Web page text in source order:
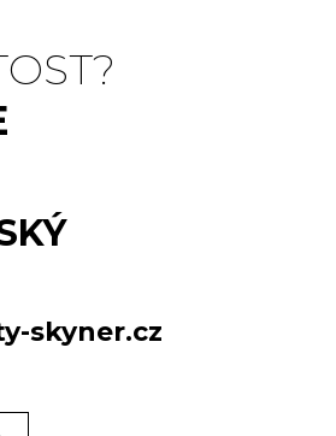
skyner.cz